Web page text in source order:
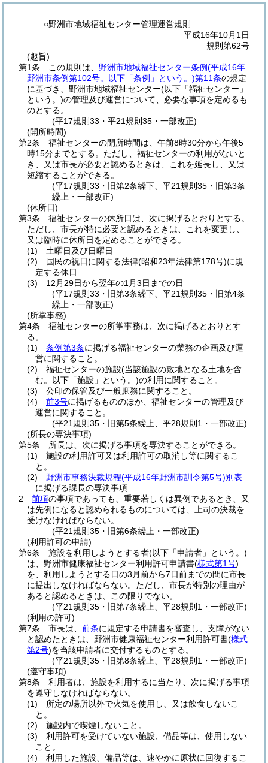
○野洲市地域福祉センター管理運営規則
平成16年10月1日
規則第62号
(趣旨)
第1条
この規則は、 野洲市地域福祉センター条例(平成16年
野洲市条例第102号。以下「条例」という。)第11条の規定
に基づき、野洲市地域福祉センター(以下「福祉センター」
という。)の管理及び運営について、必要な事項を定めるも
のとする。
(平17規則33・平21規則35・一部改正)
(開所時間)
第2条
福祉センターの開所時間は、午前8時30分から午後5
時15分までとする。 ただし、福祉センターの利用がないと
き、又は市長が必要と認めるときは、これを延長し、又は
短縮することができる。
(平17規則33・旧第2条繰下、平21規則35・旧第3条
繰上・一部改正)
(休所日)
第3条
福祉センターの休所日は、次に掲げるとおりとする。
ただし、市長が特に必要と認めるときは、これを変更し、
又は臨時に休所日を定めることができる。
(1)
土曜日及び日曜日
(2)
国民の祝日に関する法律(昭和23年法律第178号)に規
定する休日
(3)
12月29日から翌年の1月3日までの日
(平17規則33・旧第3条繰下、平21規則35・旧第4条
繰上・一部改正)
(所掌事務)
第4条
福祉センターの所掌事務は、次に掲げるとおりとす
る。
(1)
条例第3条に掲げる福祉センターの業務の企画及び運
営に関すること。
(2)
福祉センターの施設(当該施設の敷地となる土地を含
む。以下「施設」という。)の利用に関すること。
(3)
公印の保管及び一般庶務に関すること。
(4)
前3号に掲げるもののほか、福祉センターの管理及び
運営に関すること。
(平21規則35・旧第5条繰上、平28規則1・一部改正)
(所長の専決事項)
第5条
所長は、次に掲げる事項を専決することができる。
(1)
施設の利用許可又は利用許可の取消し等に関するこ
と。
(2)
野洲市事務決裁規程(平成16年野洲市訓令第5号)別表
に掲げる課長の専決事項
2
前項の事項であっても、重要若しくは異例であるとき、又
は先例になると認められるものについては、上司の決裁を
受けなければならない。
(平21規則35・旧第6条繰上・一部改正)
(利用許可の申請)
第6条
施設を利用しようとする者(以下「申請者」という。)
は、野洲市健康福祉センター利用許可申請書(様式第1号)
を、利用しようとする日の3月前から7日前までの間に市長
に提出しなければならない。 ただし、市長が特別の理由が
あると認めるときは、この限りでない。
(平21規則35・旧第7条繰上、平28規則1・一部改正)
(利用の許可)
第7条
市長は、 前条に規定する申請書を審査し、支障がない
と認めたときは、野洲市健康福祉センター利用許可書(様式
第2号)を当該申請者に交付するものとする。
(平21規則35・旧第8条繰上、平28規則1・一部改正)
(遵守事項)
第8条
利用者は、施設を利用するに当たり、次に掲げる事項
を遵守しなければならない。
(1)
所定の場所以外で火気を使用し、又は飲食しないこ
と。
(2)
施設内で喫煙しないこと。
(3)
利用許可を受けていない施設、備品等は、使用しない
こと。
(4)
利用した施設、備品等は、速やかに原状に回復するこ